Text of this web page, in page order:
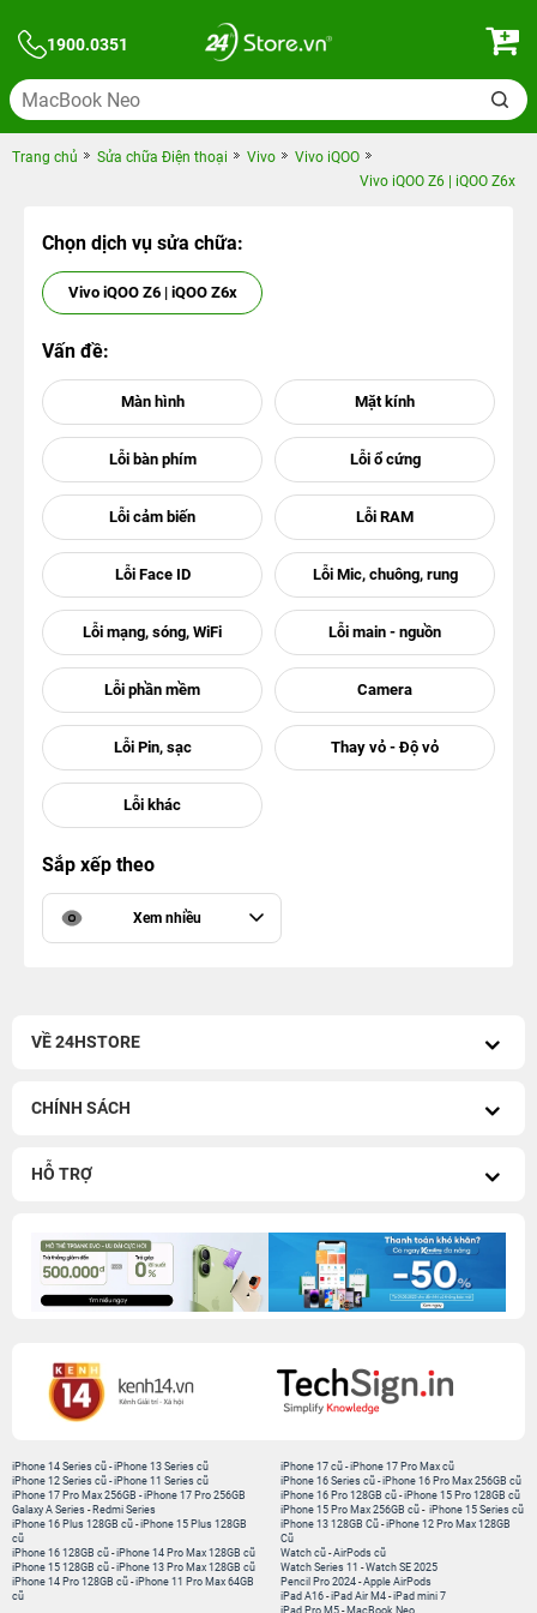
1900.0351
Trang chủ Sửa chữa Điện thoại Vivo
Vivo iQOO
Vivo iQOO Z6 | iQOO Z6x
Chọn dịch vụ sửa chữa:
Vivo iQOO Z6 | iQOO Z6x
Vấn đề:
Sắp xếp theo
Xem nhiều
VỀ 24HSTORE
CHÍNH SÁCH
HỖ TRỢ
iPhone 14 Series cũ -iPhone 13 Series cũ
iPhone 12 Series cũ -iPhone 11 Series cũ
iPhone 17 Pro Max 256GB -iPhone 17 Pro 256GB
Galaxy A Series - Redmi Series
iPhone 17 cũ -iPhone 17 Pro Max cũ
iPhone 16 Series cũ - iPhone 16 Pro Max 256GB cũ
iPhone 16 Pro 128GB cũ -iPhone 15 Pro 128GB cũ
iPhone 15 Pro Max 256GB cũ - iPhone 15 Series cũ
iPhone 16 Plus 128GB cũ -iPhone 15 Plus 128GB
cũ
iPhone 16 128GB cũ -iPhone 14 Pro Max 128GB cũ
iPhone 15 128GB cũ -iPhone 13 Pro Max 128GB cũ
iPhone 14 Pro 128GB cũ -iPhone 11 Pro Max 64GB
cũ
iPhone 13 128GB Cũ -iPhone 12 Pro Max 128GB
Cũ
Watch cũ -AirPods cũ
Watch Series 11 -Watch SE 2025
Pencil Pro 2024 -Apple AirPods
iPad A16 -iPad Air M4 -iPad mini 7
iPad Pro M5 - MacBook Neo